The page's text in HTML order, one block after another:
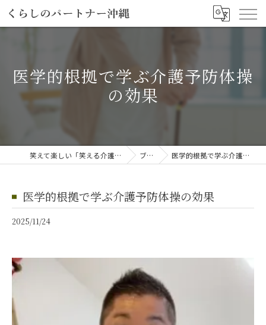
医学的根拠で学ぶ介護予防体操
の効果
笑えて楽しい「笑える介護予防体操教室」 ブログ 医学的根拠で学ぶ介護予防体操の効果
医学的根拠で学ぶ介護予防体操の効果
2025/11/24